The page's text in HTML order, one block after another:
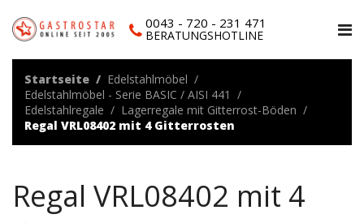
0043 - 720 - 231 471
BERATUNGSHOTLINE
Startseite
Edelstahlmöbel
Edelstahlmöbel - Serie BASIC / AISI 441
Edelstahlregale
Lagerregale mit Gitterrost-Böden
Regal VRL08402 mit 4 Gitterrosten
Regal VRL08402 mit 4